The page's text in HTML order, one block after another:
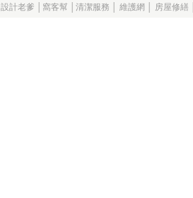
設計老爹 窩客幫 清潔服務 維護網 房屋修繕